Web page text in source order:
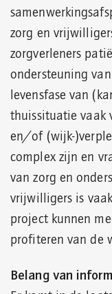
zorg en
zorgverleners
ondersteuning
levensfase van
thuissituatie vaak
en/of (wijk-
complex zijn en
van zorg en
vrijwilligers is
project kunnen
profiteren van de
Belang van